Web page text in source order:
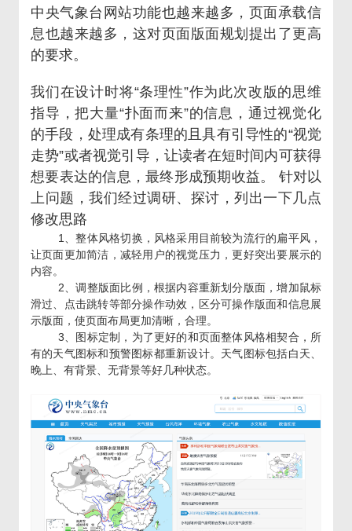
中央气象台网站功能也越来越多，页面承载信
息也越来越多，这对页面版面规划提出了更高
的要求。
我们在设计时将“条理性”作为此次改版的思维
指导，把大量“扑面而来”的信息，通过视觉化
的手段，处理成有条理的且具有引导性的“视觉
走势”或者视觉引导，让读者在短时间内可获得
想要表达的信息，最终形成预期收益。 针对以
上问题，我们经过调研、探讨，列出一下几点
修改思路
1、整体风格切换，风格采用目前较为流行的扁平风，
让页面更加简洁，减轻用户的视觉压力，更好突出要展示的
内容。
2、调整版面比例，根据内容重新划分版面，增加鼠标
滑过、点击跳转等部分操作动效，区分可操作版面和信息展
示版面，使页面布局更加清晰，合理。
3、图标定制，为了更好的和页面整体风格相契合，所
有的天气图标和预警图标都重新设计。天气图标包括白天、
晚上、有背景、无背景等好几种状态。